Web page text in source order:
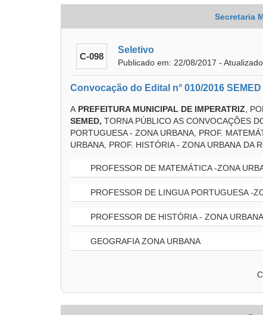
Secretaria
C-098
Seletivo
Publicado em: 22/08/2017 -
Convocação do Edital n° 010/2016 SEMED
A PREFEITURA MUNICIPAL DE IMPERATRIZ ,
SEMED, TORNA PÚBLICO AS CONVOCAÇÕES
PORTUGUESA - ZONA URBANA, PROF.
URBANA, PROF. HISTÓRIA - ZONA URBANA DA
PROFESSOR DE MATEMÁTICA -ZONA
PROFESSOR DE LINGUA PORTUGUESA -
PROFESSOR DE HISTÓRIA - ZONA URBANA
GEOGRAFIA ZONA URBANA